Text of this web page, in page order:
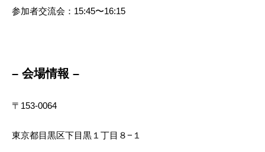
参加者交流会：15:45〜16:15
– 会場情報 –
〒153-0064
東京都目黒区下目黒１丁目８−１